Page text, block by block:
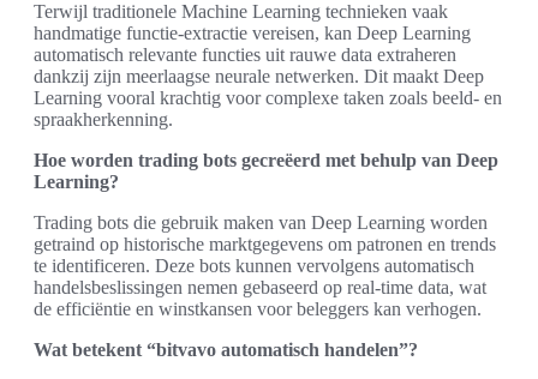
Terwijl traditionele Machine Learning technieken vaak
handmatige functie-extractie vereisen, kan Deep Learning
automatisch relevante functies uit rauwe data extraheren
dankzij zijn meerlaagse neurale netwerken. Dit maakt Deep
Learning vooral krachtig voor complexe taken zoals beeld- en
spraakherkenning.
Hoe worden trading bots gecreëerd met behulp van Deep
Learning?
Trading bots die gebruik maken van Deep Learning worden
getraind op historische marktgegevens om patronen en trends
te identificeren. Deze bots kunnen vervolgens automatisch
handelsbeslissingen nemen gebaseerd op real-time data, wat
de efficiëntie en winstkansen voor beleggers kan verhogen.
Wat betekent “bitvavo automatisch handelen”?